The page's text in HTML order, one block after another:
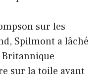
sur les
Spilmont a lâché
Britannique
sur la toile avant